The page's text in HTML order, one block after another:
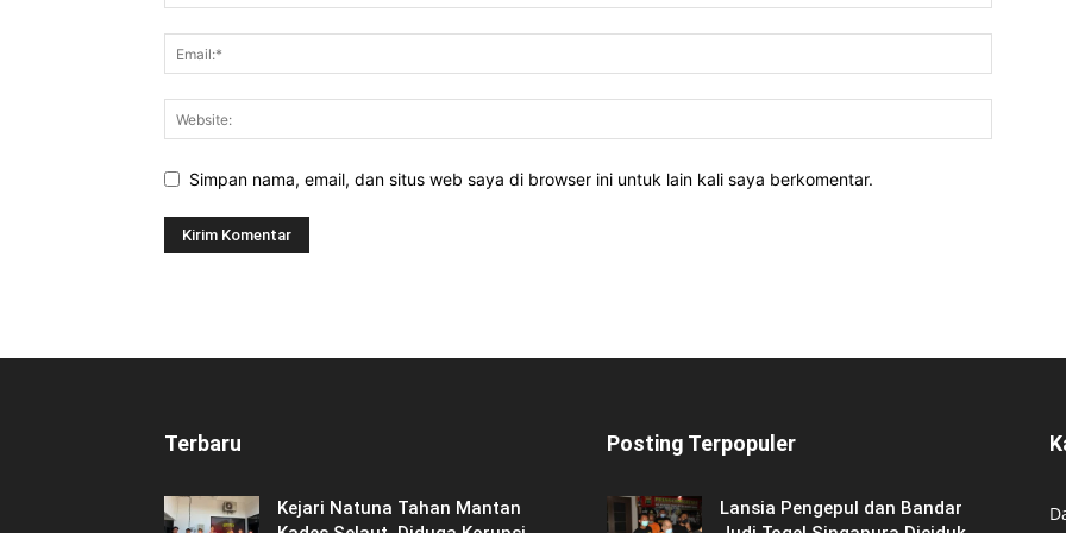
Simpan nama, email, dan situs web saya di browser ini untuk lain kali saya berkomentar.
Terbaru
Kejari Natuna Tahan Mantan
Posting Terpopuler
Lansia Pengepul dan Bandar